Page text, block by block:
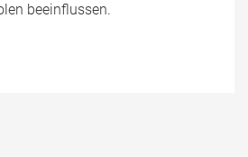
beeinflussen.